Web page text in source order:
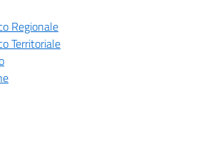
Regionale
Territoriale